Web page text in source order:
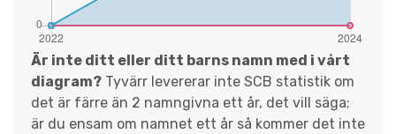
Är inte ditt eller ditt barns namn med i vårt
diagram? Tyvärr levererar inte SCB statistik om
det är färre än 2 namngivna ett år, det vill säga;
är du ensam om namnet ett år så kommer det inte